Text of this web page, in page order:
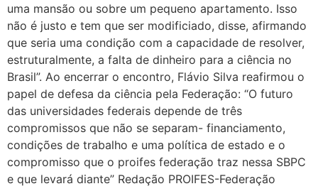
uma mansão ou sobre um pequeno apartamento. Isso
não é justo e tem que ser modificiado, disse, afirmando
que seria uma condição com a capacidade de resolver,
estruturalmente, a falta de dinheiro para a ciência no
Brasil”. Ao encerrar o encontro, Flávio Silva reafirmou o
papel de defesa da ciência pela Federação: “O futuro
das universidades federais depende de três
compromissos que não se separam- financiamento,
condições de trabalho e uma política de estado e o
compromisso que o proifes federação traz nessa SBPC
e que levará diante” Redação PROIFES-Federação